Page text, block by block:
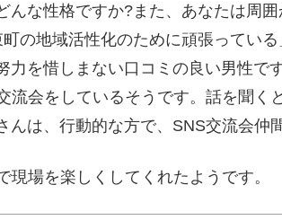
な性格ですか?また、あなたは周
の地域活性化のために頑張ってい
を惜しまない口コミの良い男性で
流会をしているそうです。話を聞く
は、行動的な方で、SNS交流会仲
場を楽しくしてくれたようです。